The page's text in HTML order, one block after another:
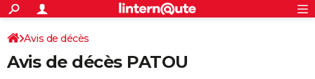
ACTUALITÉS
Politique
Société
Faits Divers
Education
Monde
Villes
+
SPORT
Coupe du monde 2026
Football
Tennis
Cyclisme
Rugby
Forum
Avis de décès
Avis de décès PATOU